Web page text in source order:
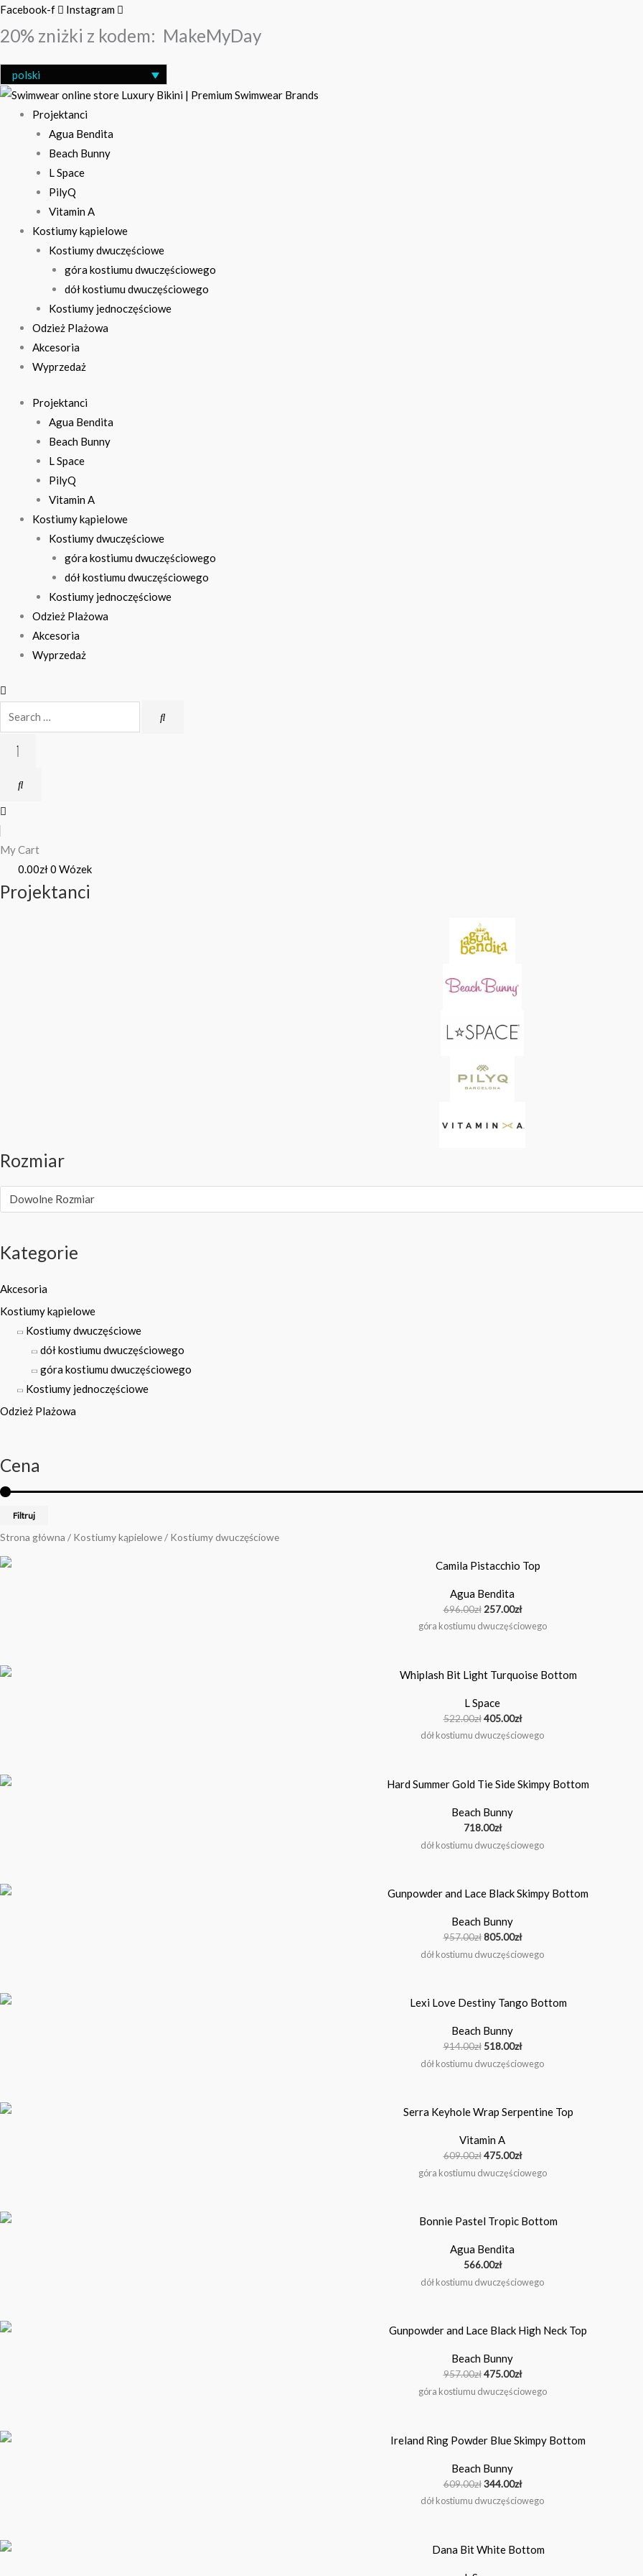
Przejdź
do
Facebook-f Instagram
20% zniżki z kodem: MakeMyDay
polski
Projektanci
Agua Bendita
Beach Bunny
L Space
PilyQ
Vitamin A
Kostiumy kąpielowe
Kostiumy dwuczęściowe
góra kostiumu dwuczęściowego
dół kostiumu dwuczęściowego
Kostiumy jednoczęściowe
Odzież Plażowa
Akcesoria
Wyprzedaż
Projektanci
Agua Bendita
Beach Bunny
L Space
PilyQ
Vitamin A
Kostiumy kąpielowe
Kostiumy dwuczęściowe
góra kostiumu dwuczęściowego
dół kostiumu dwuczęściowego
Kostiumy jednoczęściowe
Odzież Plażowa
Akcesoria
Wyprzedaż
Search
…
My Cart
0.00zł0 Wózek
Projektanci
Rozmiar
Dowolne Rozmiar
Kategorie
Akcesoria
Kostiumy kąpielowe
Kostiumy dwuczęściowe
dół kostiumu dwuczęściowego
góra kostiumu dwuczęściowego
Kostiumy jednoczęściowe
Odzież Plażowa
Cena
Filtruj
Strona główna / Kostiumy kąpielowe/ Kostiumy dwuczęściowe
Agua Bendita
696.00zł
Pierwotna
cena
696.00zł.
257.00zł
Aktualna
cena
góra kostiumu dwuczęściowego
L Space
522.00zł
Pierwotna
cena
522.00zł.
405.00zł
Aktualna
cena
dół kostiumu dwuczęściowego
Beach Bunny
718.00zł
dół kostiumu dwuczęściowego
Beach Bunny
957.00zł
Pierwotna
cena
957.00zł.
805.00zł
Aktualna
cena
dół kostiumu dwuczęściowego
Beach Bunny
914.00zł
Pierwotna
cena
914.00zł.
518.00zł
Aktualna
cena
dół kostiumu dwuczęściowego
Vitamin A
609.00zł
Pierwotna
cena
609.00zł.
475.00zł
Aktualna
cena
góra kostiumu dwuczęściowego
Agua Bendita
566.00zł
dół kostiumu dwuczęściowego
Beach Bunny
957.00zł
Pierwotna
cena
957.00zł.
475.00zł
Aktualna
cena
góra kostiumu dwuczęściowego
Beach Bunny
609.00zł
Pierwotna
cena
609.00zł.
344.00zł
Aktualna
cena
dół kostiumu dwuczęściowego